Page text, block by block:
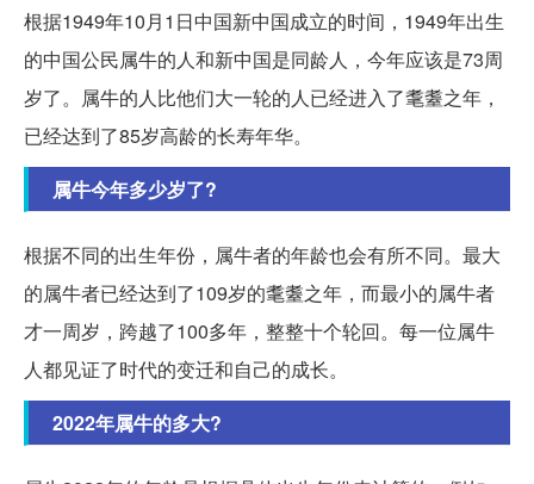
根据1949年10月1日中国新中国成立的时间，1949年出生
的中国公民属牛的人和新中国是同龄人，今年应该是73周
岁了。属牛的人比他们大一轮的人已经进入了耄耋之年，
已经达到了85岁高龄的长寿年华。
属牛今年多少岁了?
根据不同的出生年份，属牛者的年龄也会有所不同。最大
的属牛者已经达到了109岁的耄耋之年，而最小的属牛者
才一周岁，跨越了100多年，整整十个轮回。每一位属牛
人都见证了时代的变迁和自己的成长。
2022年属牛的多大?